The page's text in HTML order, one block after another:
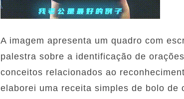
A imagem apresenta um quadro com
palestra sobre a identificação de
conceitos relacionados ao
elaborei uma receita simples de bolo